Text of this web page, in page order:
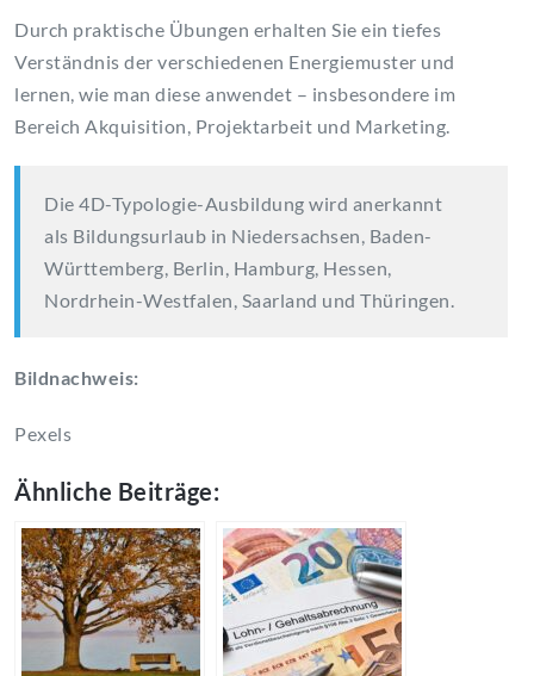
Durch praktische Übungen erhalten Sie ein tiefes
Verständnis der verschiedenen Energiemuster und
lernen, wie man diese anwendet – insbesondere im
Bereich Akquisition, Projektarbeit und Marketing.
Die 4D-Typologie-Ausbildung wird anerkannt
als Bildungsurlaub in Niedersachsen, Baden-
Württemberg, Berlin, Hamburg, Hessen,
Nordrhein-Westfalen, Saarland und Thüringen.
Bildnachweis:
Pexels
Ähnliche Beiträge: